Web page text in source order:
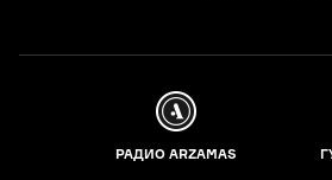
РАДИО ARZAMAS